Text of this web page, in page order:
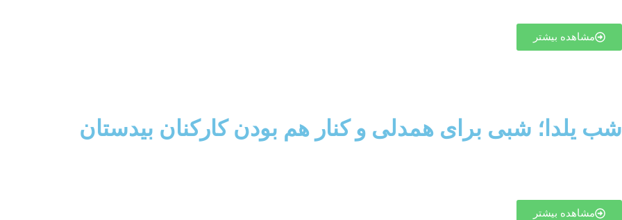
مشاهده بیشتر
شب یلدا؛ شبی برای همدلی و کنار هم بودن کارکنان بیدستان
مشاهده بیشتر